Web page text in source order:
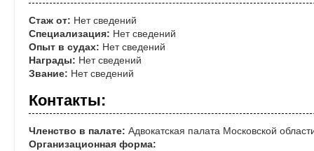
Стаж от: Нет сведений
Специализация: Нет сведений
Опыт в судах: Нет сведений
Награды: Нет сведений
Звание: Нет сведений
Контакты:
Членство в палате: Адвокатская палата Московской
Организационная форма: